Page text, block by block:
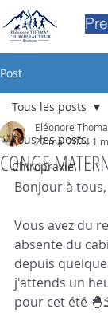
Post
Tous les posts
Chiropraxie
Tous les posts
CONGE
Eléonore
27 mai 2024 1
Bonjour à tous,
Vous avez du
absente du
depuis
j'attends un
pour cet été